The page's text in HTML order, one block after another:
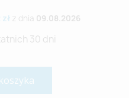
zł z dnia 09.08.2026
30 dni